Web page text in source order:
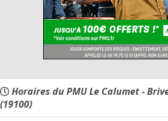
Horaires du PMU Le Calumet -
(19100)